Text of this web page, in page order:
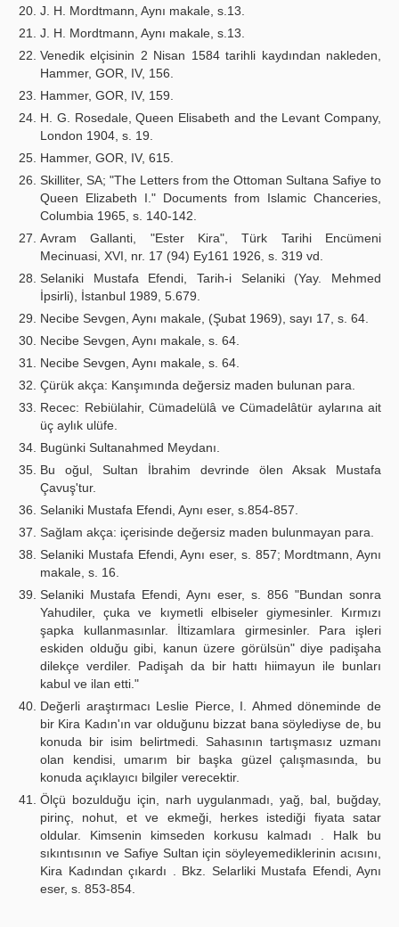
J. H. Mordtmann, Aynı makale, s.13.
J. H. Mordtmann, Aynı makale, s.13.
Venedik elçisinin 2 Nisan 1584 tarihli kaydından nakleden,
Hammer, GOR, IV, 156.
Hammer, GOR, IV, 159.
H. G. Rosedale, Queen Elisabeth and the Levant Company,
London 1904, s. 19.
Hammer, GOR, IV, 615.
Skilliter, SA; "The Letters from the Ottoman Sultana Safiye to
Queen Elizabeth I." Documents from Islamic Chanceries,
Columbia 1965, s. 140-142.
Avram Gallanti, "Ester Kira", Türk Tarihi Encümeni
Mecinuasi, XVI, nr. 17 (94) Ey161 1926, s. 319 vd.
Selaniki Mustafa Efendi, Tarih-i Selaniki (Yay. Mehmed
İpsirli), İstanbul 1989, 5.679.
Necibe Sevgen, Aynı makale, (Şubat 1969), sayı 17, s. 64.
Necibe Sevgen, Aynı makale, s. 64.
Necibe Sevgen, Aynı makale, s. 64.
Çürük akça: Kanşımında değersiz maden bulunan para.
Recec: Rebiülahir, Cümadelülâ ve Cümadelâtür aylarına ait
üç aylık ulüfe.
Bugünki Sultanahmed Meydanı.
Bu oğul, Sultan İbrahim devrinde ölen Aksak Mustafa
Çavuş'tur.
Selaniki Mustafa Efendi, Aynı eser, s.854-857.
Sağlam akça: içerisinde değersiz maden bulunmayan para.
Selaniki Mustafa Efendi, Aynı eser, s. 857; Mordtmann, Aynı
makale, s. 16.
Selaniki Mustafa Efendi, Aynı eser, s. 856 "Bundan sonra
Yahudiler, çuka ve kıymetli elbiseler giymesinler. Kırmızı
şapka kullanmasınlar. İltizamlara girmesinler. Para işleri
eskiden olduğu gibi, kanun üzere görülsün" diye padişaha
dilekçe verdiler. Padişah da bir hattı hiimayun ile bunları
kabul ve ilan etti."
Değerli araştırmacı Leslie Pierce, I. Ahmed döneminde de
bir Kira Kadın'ın var olduğunu bizzat bana söylediyse de, bu
konuda bir isim belirtmedi. Sahasının tartışmasız uzmanı
olan kendisi, umarım bir başka güzel çalışmasında, bu
konuda açıklayıcı bilgiler verecektir.
Ölçü bozulduğu için, narh uygulanmadı, yağ, bal, buğday,
pirinç, nohut, et ve ekmeği, herkes istediği fiyata satar
oldular. Kimsenin kimseden korkusu kalmadı . Halk bu
sıkıntısının ve Safiye Sultan için söyleyemediklerinin acısını,
Kira Kadından çıkardı . Bkz. Selarliki Mustafa Efendi, Aynı
eser, s. 853-854.